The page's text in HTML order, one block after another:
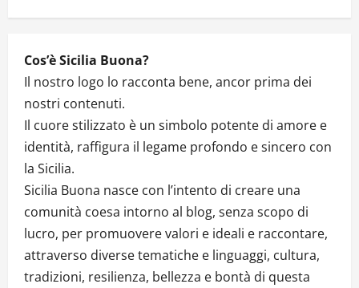
Cos’è Sicilia Buona?
Il nostro logo lo racconta bene, ancor prima dei
nostri contenuti.
Il cuore stilizzato è un simbolo potente di amore e
identità, raffigura il legame profondo e sincero con
la Sicilia.
Sicilia Buona nasce con l’intento di creare una
comunità coesa intorno al blog, senza scopo di
lucro, per promuovere valori e ideali e raccontare,
attraverso diverse tematiche e linguaggi, cultura,
tradizioni, resilienza, bellezza e bontà di questa